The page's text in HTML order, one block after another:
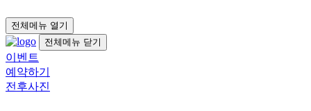
전체메뉴 열기
전체메뉴 닫기
이벤트
예약하기
전후사진